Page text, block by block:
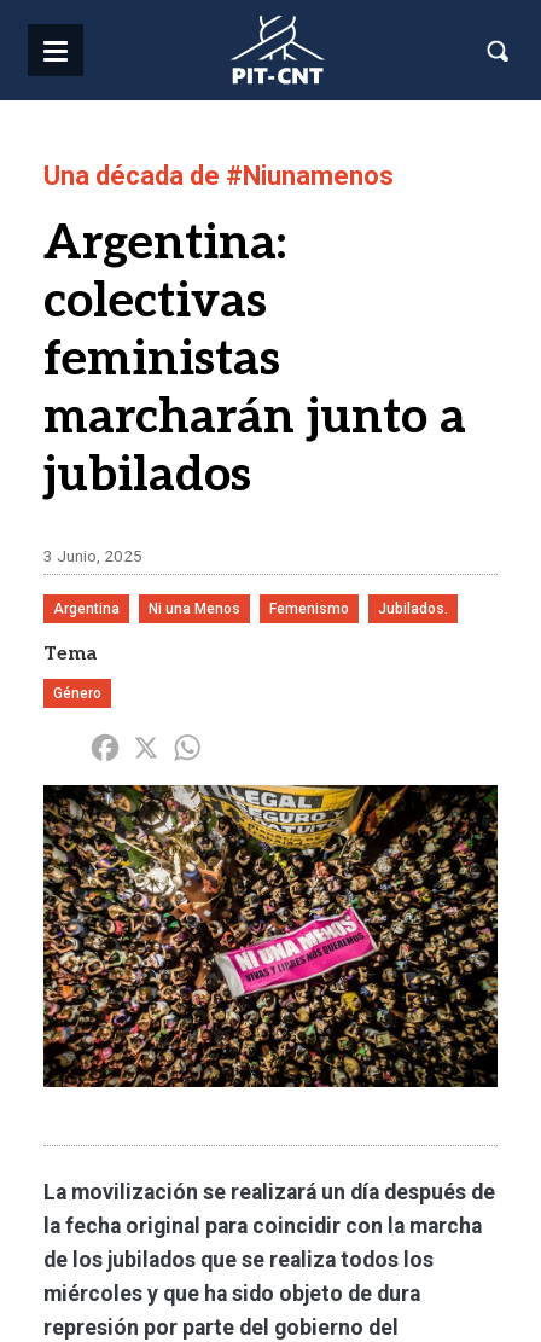
Una década de #Niunamenos
Argentina:
colectivas
feministas
marcharán junto a
jubilados
3 Junio, 2025
Argentina Ni una Menos Femenismo Jubilados.
Tema
Género
Share Facebook
X
Imagen
La movilización se realizará un día después de
la fecha original para coincidir con la marcha
de los jubilados que se realiza todos los
miércoles y que ha sido objeto de dura
represión por parte del gobierno del